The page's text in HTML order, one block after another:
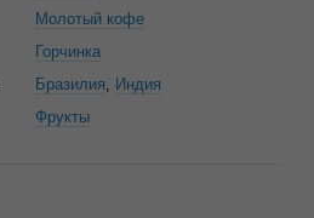
Молотый кофе
Горчинка
Бразилия, Индия
Фрукты